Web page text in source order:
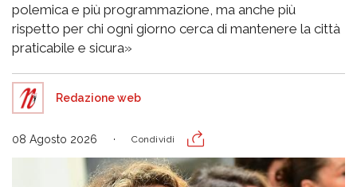
polemica e più programmazione, ma anche più
rispetto per chi ogni giorno cerca di mantenere la città
praticabile e sicura»
Redazione web
08 Agosto 2026 Condividi